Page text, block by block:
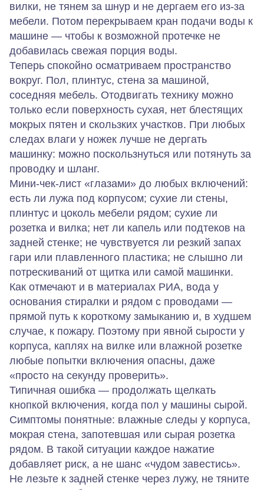
вилки, не тянем за шнур и не дергаем его из‑за
мебели. Потом перекрываем кран подачи воды к
машине — чтобы к возможной протечке не
добавилась свежая порция воды.
Теперь спокойно осматриваем пространство
вокруг. Пол, плинтус, стена за машиной,
соседняя мебель. Отодвигать технику можно
только если поверхность сухая, нет блестящих
мокрых пятен и скользких участков. При любых
следах влаги у ножек лучше не дергать
машинку: можно поскользнуться или потянуть за
проводку и шланг.
Мини‑чек‑лист «глазами» до любых включений:
есть ли лужа под корпусом; сухие ли стены,
плинтус и цоколь мебели рядом; сухие ли
розетка и вилка; нет ли капель или подтеков на
задней стенке; не чувствуется ли резкий запах
гари или плавленного пластика; не слышно ли
потрескиваний от щитка или самой машинки.
Как отмечают и в материалах РИА, вода у
основания стиралки и рядом с проводами —
прямой путь к короткому замыканию и, в худшем
случае, к пожару. Поэтому при явной сырости у
корпуса, каплях на вилке или влажной розетке
любые попытки включения опасны, даже
«просто на секунду проверить».
Типичная ошибка — продолжать щелкать
кнопкой включения, когда пол у машины сырой.
Симптомы понятные: влажные следы у корпуса,
мокрая стена, запотевшая или сырая розетка
рядом. В такой ситуации каждое нажатие
добавляет риск, а не шанс «чудом завестись».
Не лезьте к задней стенке через лужу, не тяните